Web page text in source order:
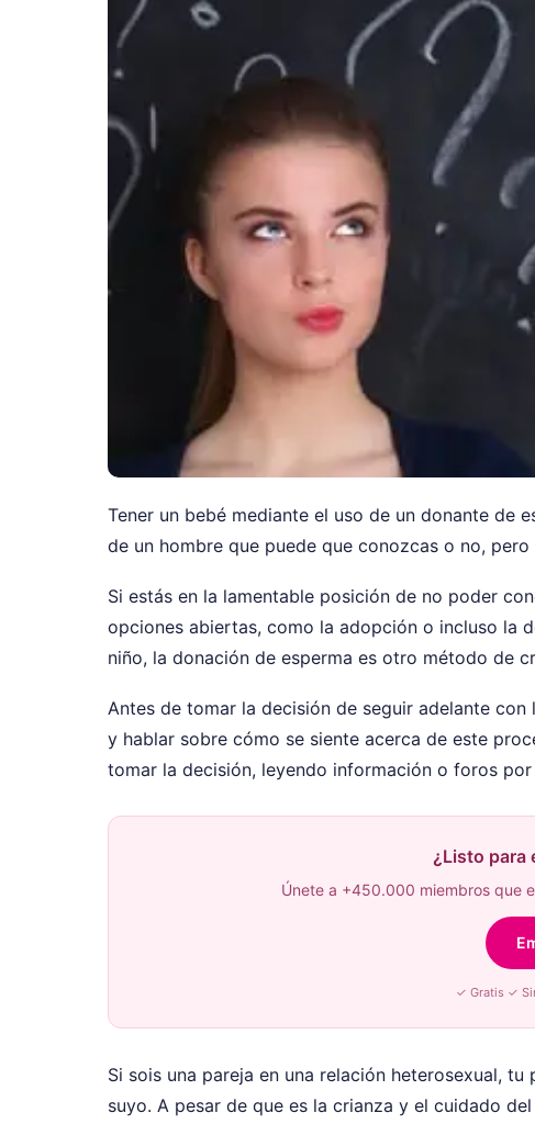
Tener un bebé mediante el uso de un donante de
de un hombre que puede que conozcas o no,
Si estás en la lamentable posición de no poder
opciones abiertas, como la adopción o incluso la
niño, la donación de esperma es otro método de
Antes de tomar la decisión de seguir adelante
y hablar sobre cómo se siente acerca de este
tomar la decisión, leyendo información o foros por
¿Listo para
Únete a +450.000 miembros que
✓ Gratis ✓
Si sois una pareja en una relación heterosexual,
suyo. A pesar de que es la crianza y el cuidado